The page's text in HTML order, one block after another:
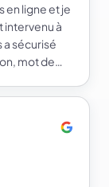
en ligne et je
intervenu à
a sécurisé
mot de
comptes.